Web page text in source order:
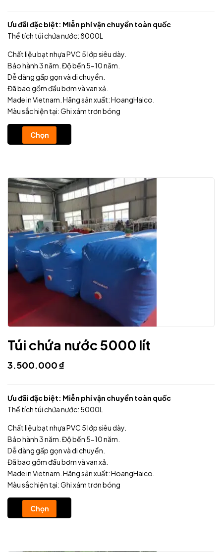
Ưu đãi đặc biệt: Miễn phí vận chuyển toàn quốc
Thể tích túi chứa nước: 8000L
Chất liệu bạt nhựa PVC 5 lớp siêu dày.
Bảo hành 3 năm. Độ bền 5-10 năm.
Dễ dàng gấp gọn và di chuyển.
Đã bao gồm đầu bơm và van xả.
Made in Vietnam. Hãng sản xuất: HoangHaico.
Màu sắc hiện tại: Ghi xám trơn bóng
Chọn
Túi chứa nước 5000 lít
3.500.000₫
Ưu đãi đặc biệt: Miễn phí vận chuyển toàn quốc
Thể tích túi chứa nước: 5000L
Chất liệu bạt nhựa PVC 5 lớp siêu dày.
Bảo hành 3 năm. Độ bền 5-10 năm.
Dễ dàng gấp gọn và di chuyển.
Đã bao gồm đầu bơm và van xả.
Made in Vietnam. Hãng sản xuất: HoangHaico.
Màu sắc hiện tại: Ghi xám trơn bóng
Chọn